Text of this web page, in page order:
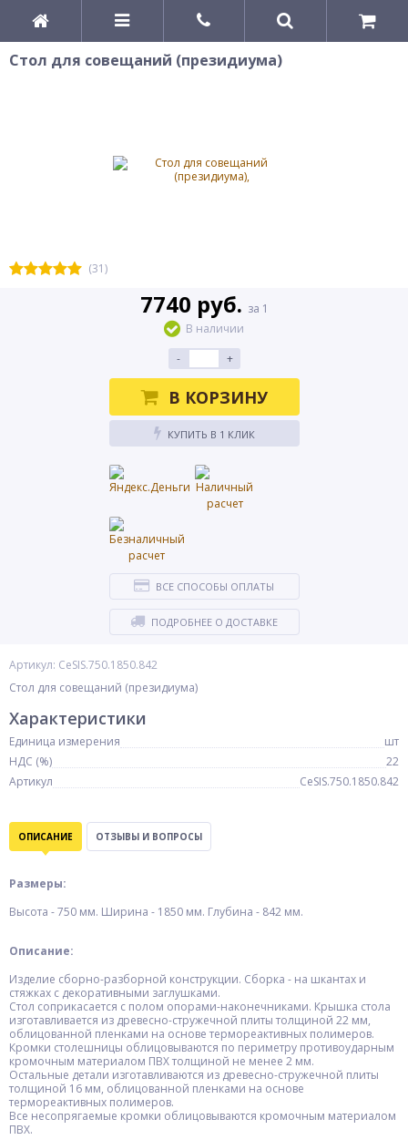
Стол для совещаний (президиума)
(31)
Артикул: CeSIS.750.1850.842
Стол для совещаний (президиума)
7740 руб. за 1
В наличии
-
+
В КОРЗИНУ
КУПИТЬ В 1 КЛИК
ВСЕ СПОСОБЫ ОПЛАТЫ
ПОДРОБНЕЕ О ДОСТАВКЕ
Характеристики
Единица измерения
шт
НДС (%)
22
Артикул
CeSIS.750.1850.842
ОПИСАНИЕ ОТЗЫВЫ И ВОПРОСЫ
Размеры:
Высота - 750 мм. Ширина - 1850 мм. Глубина - 842 мм.
Описание:
Изделие сборно-разборной конструкции. Сборка - на шкантах и
стяжках с декоративными заглушками.
Стол соприкасается с полом опорами-наконечниками. Крышка стола
изготавливается из древесно-стружечной плиты толщиной 22 мм,
облицованной пленками на основе термореактивных полимеров.
Кромки столешницы облицовываются по периметру противоударным
кромочным материалом ПВХ толщиной не менее 2 мм.
Остальные детали изготавливаются из древесно-стружечной плиты
толщиной 16 мм, облицованной пленками на основе
термореактивных полимеров.
Все несопрягаемые кромки облицовываются кромочным материалом
ПВХ.